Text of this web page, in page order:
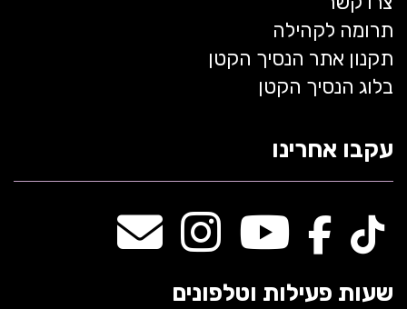
תרומה לקהילה
תקנון אתר הנסיך הקטן
בלוג הנסיך הקטן
עקבו אחרינו
שעות פעילות וטלפונים